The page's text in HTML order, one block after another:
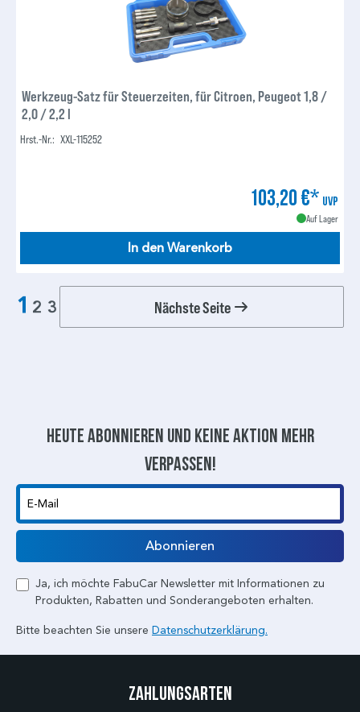
Werkzeug-Satz für Steuerzeiten, für Citroen, Peugeot 1,8 /
2,0 / 2,2 l
Hrst.-Nr.: XXL-115252
103,20 €* UVP
Auf Lager
In den Warenkorb
1 2 3 Nächste Seite
Heute abonnieren und keine aktion mehr
verpassen!
E-Mail
Abonnieren
Ja, ich möchte FabuCar Newsletter mit Informationen zu
Produkten, Rabatten und Sonderangeboten erhalten.
Bitte beachten Sie unsere Datenschutzerklärung.
Zahlungsarten